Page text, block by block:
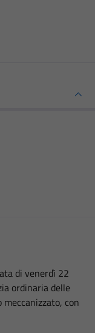
di venerdì 22
ordinaria delle
con